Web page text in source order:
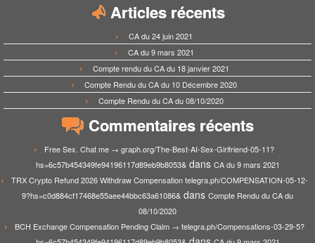
Articles récents
CA du 24 juin 2021
CA du 9 mars 2021
Compte rendu du CA du 18 janvier 2021
Compte Rendu du CA du 10 Décembre 2020
Compte Rendu du CA du 08/10/2020
Commentaires récents
Free Sex. Chat me → graph.org/The-Best-AI-Sex-Girlfriend-05-11?
hs=6c57b454349fe94196117d89eb9b8053&dans CA du 9 mars 2021
TRX Crypto Refund 2026 Withdraw Compensation telegra.ph/COMPENSATION-05-12-
9?hs=c0d884cf17468e55aee44bbc63a61086& dans Compte Rendu du CA du
08/10/2020
BCH Exchange Compensation Pending Claim → telegra.ph/Compensations-03-29-5?